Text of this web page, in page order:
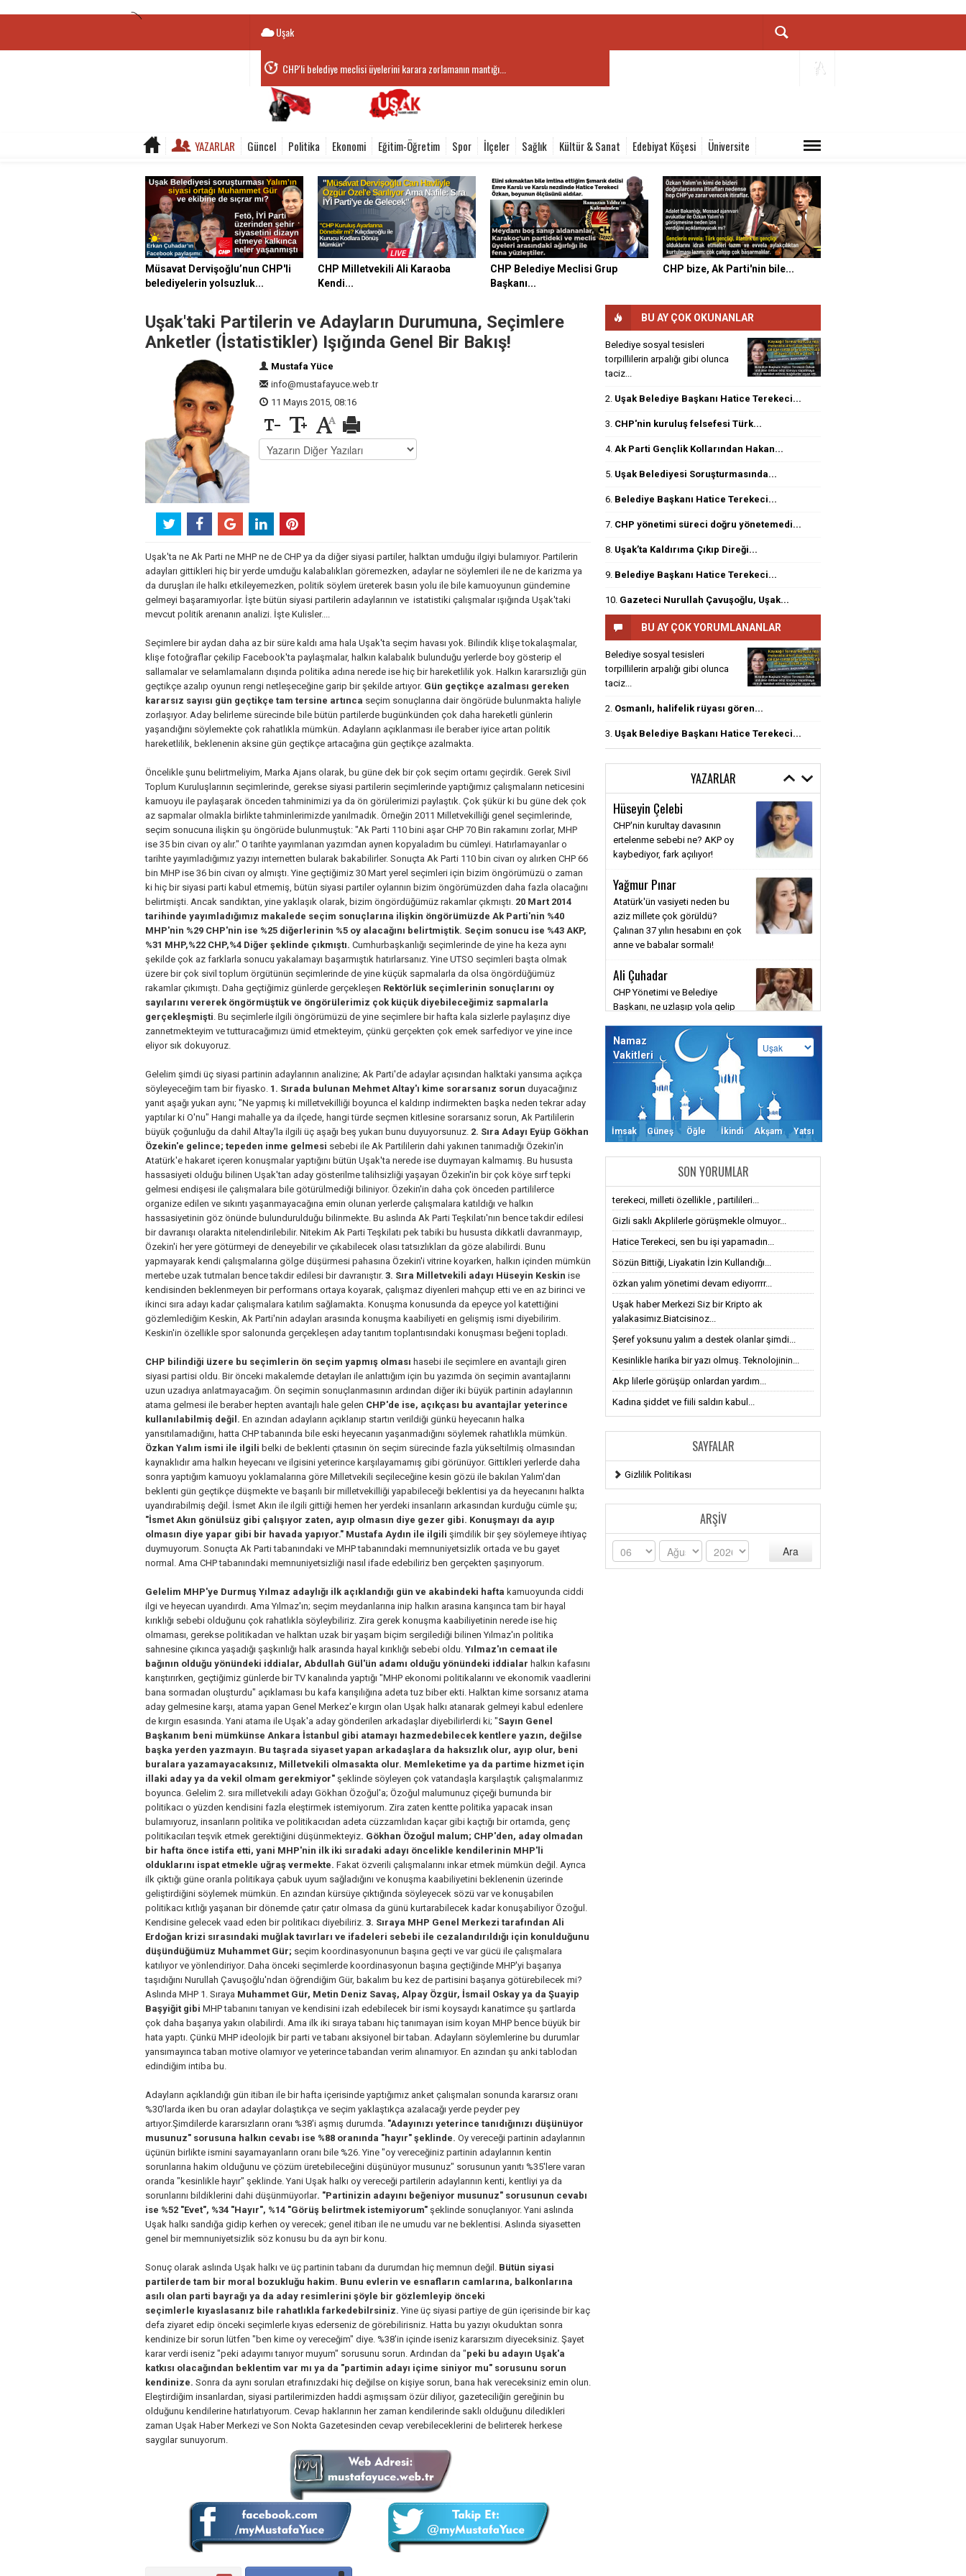
Uşak
CHP'li belediye meclisi üyelerini karara zorlamanın mantığı...
Belediye Başkanı Hatice Terekeci Özkan’dan Kayaağıl Termal Tesisler’e...
YAZARLAR Güncel Politika Ekonomi Eğitim-Öğretim Spor İlçeler Sağlık Kültür & Sanat Edebiyat Köşesi Üniversite
Müsavat Dervişoğlu’nun CHP'li
belediyelerin yolsuzluk...
CHP Milletvekili Ali Karaoba
Kendi...
CHP Belediye Meclisi Grup
Başkanı...
CHP bize, Ak Parti'nin bile...
Uşak'taki Partilerin ve Adayların Durumuna, Seçimlere
Anketler (İstatistikler) Işığında Genel Bir Bakış!
Mustafa Yüce
info@mustafayuce.web.tr
11 Mayıs 2015, 08:16
Uşak'ta ne Ak Parti ne MHP ne de CHP ya da diğer siyasi partiler, halktan umduğu ilgiyi bulamıyor. Partilerin
adayları gittikleri hiç bir yerde umduğu kalabalıkları göremezken, adaylar ne söylemleri ile ne de karizma ya
da duruşları ile halkı etkileyemezken, politik söylem üreterek basın yolu ile bile kamuoyunun gündemine
gelmeyi başaramıyorlar. İşte bütün siyasi partilerin adaylarının ve istatistiki çalışmalar ışığında Uşak'taki
mevcut politik arenanın analizi. İşte Kulisler....
Seçimlere bir aydan daha az bir süre kaldı ama hala Uşak'ta seçim havası yok. Bilindik klişe tokalaşmalar,
klişe fotoğraflar çekilip Facebook'ta paylaşmalar, halkın kalabalık bulunduğu yerlerde boy gösterip el
sallamalar ve selamlamaların dışında politika adına nerede ise hiç bir hareketlilik yok. Halkın kararsızlığı gün
geçtikçe azalıp oyunun rengi netleşeceğine garip bir şekilde artıyor. Gün geçtikçe azalması gereken
kararsız sayısı gün geçtikçe tam tersine artınca seçim sonuçlarına dair öngörüde bulunmakta haliyle
zorlaşıyor. Aday belirleme sürecinde bile bütün partilerde bugünkünden çok daha hareketli günlerin
yaşandığını söylemekte çok rahatlıkla mümkün. Adayların açıklanması ile beraber iyice artan politik
hareketlilik, beklenenin aksine gün geçtikçe artacağına gün geçtikçe azalmakta.
Öncelikle şunu belirtmeliyim, Marka Ajans olarak, bu güne dek bir çok seçim ortamı geçirdik. Gerek Sivil
Toplum Kuruluşlarının seçimlerinde, gerekse siyasi partilerin seçimlerinde yaptığımız çalışmaların neticesini
kamuoyu ile paylaşarak önceden tahminimizi ya da ön görülerimizi paylaştık. Çok şükür ki bu güne dek çok
az sapmalar olmakla birlikte tahminlerimizde yanılmadık. Örneğin 2011 Milletvekilliği genel seçimlerinde,
seçim sonucuna ilişkin şu öngörüde bulunmuştuk: "Ak Parti 110 bini aşar CHP 70 Bin rakamını zorlar, MHP
ise 35 bin civarı oy alır." O tarihte yayımlanan yazımdan aynen kopyaladım bu cümleyi. Hatırlamayanlar o
tarihte yayımladığımız yazıyı internetten bularak bakabilirler. Sonuçta Ak Parti 110 bin civarı oy alırken CHP 66
bin MHP ise 36 bin civarı oy almıştı. Yine geçtiğimiz 30 Mart yerel seçimleri için bizim öngörümüzü o zaman
ki hiç bir siyasi parti kabul etmemiş, bütün siyasi partiler oylarının bizim öngörümüzden daha fazla olacağını
belirtmişti. Ancak sandıktan, yine yaklaşık olarak, bizim öngördüğümüz rakamlar çıkmıştı. 20 Mart 2014
tarihinde yayımladığımız makalede seçim sonuçlarına ilişkin öngörümüzde Ak Parti'nin %40
MHP'nin %29 CHP'nin ise %25 diğerlerinin %5 oy alacağını belirtmiştik. Seçim sonucu ise %43 AKP,
%31 MHP,%22 CHP,%4 Diğer şeklinde çıkmıştı. Cumhurbaşkanlığı seçimlerinde de yine ha keza aynı
şekilde çok az farklarla sonucu yakalamayı başarmıştık hatırlarsanız. Yine UTSO seçimleri başta olmak
üzere bir çok sivil toplum örgütünün seçimlerinde de yine küçük sapmalarla da olsa öngördüğümüz
rakamlar çıkımıştı. Daha geçtiğimiz günlerde gerçekleşen Rektörlük seçimlerinin sonuçlarını oy
sayılarını vererek öngörmüştük ve öngörülerimiz çok küçük diyebileceğimiz sapmalarla
gerçekleşmişti. Bu seçimlerle ilgili öngörümüzü de yine seçimlere bir hafta kala sizlerle paylaşırız diye
zannetmekteyim ve tutturacağımızı ümid etmekteyim, çünkü gerçekten çok emek sarfediyor ve yine ince
eliyor sık dokuyoruz.
Gelelim şimdi üç siyasi partinin adaylarının analizine; Ak Parti'de adaylar açısından halktaki yansıma açıkça
söyleyeceğim tam bir fiyasko. 1. Sırada bulunan Mehmet Altay'ı kime sorarsanız sorun duyacağınız
yanıt aşağı yukarı aynı; "Ne yapmış ki milletvekilliği boyunca el kaldırıp indirmekten başka neden tekrar aday
yaptılar ki O'nu" Hangi mahalle ya da ilçede, hangi türde seçmen kitlesine sorarsanız sorun, Ak Partililerin
büyük çoğunluğu da dahil Altay'la ilgili üç aşağı beş yukarı bunu duyuyorsunuz. 2. Sıra Adayı Eyüp Gökhan
Özekin'e gelince; tepeden inme gelmesi sebebi ile Ak Partililerin dahi yakınen tanımadığı Özekin'in
Atatürk'e hakaret içeren konuşmalar yaptığını bütün Uşak'ta nerede ise duymayan kalmamış. Bu hususta
hassasiyeti olduğu bilinen Uşak'tan aday gösterilme talihsizliği yaşayan Özekin'in bir çok köye sırf tepki
gelmesi endişesi ile çalışmalara bile götürülmediği biliniyor. Özekin'in daha çok önceden partililerce
organize edilen ve sıkıntı yaşanmayacağına emin olunan yerlerde çalışmalara katıldığı ve halkın
hassasiyetinin göz önünde bulundurulduğu bilinmekte. Bu aslında Ak Parti Teşkilatı'nın bence takdir edilesi
bir davranışı olarakta nitelendirilebilir. Nitekim Ak Parti Teşkilatı pek tabiki bu hususta dikkatli davranmayıp,
Özekin'i her yere götürmeyi de deneyebilir ve çıkabilecek olası tatsızlıkları da göze alabilirdi. Bunu
yapmayarak kendi çalışmalarına gölge düşürmesi pahasına Özekin'i vitrine koyarken, halkın içinden mümkün
mertebe uzak tutmaları bence takdir edilesi bir davranıştır. 3. Sıra Milletvekili adayı Hüseyin Keskin ise
kendisinden beklenmeyen bir performans ortaya koyarak, çalışmaz diyenleri mahçup etti ve en az birinci ve
ikinci sıra adayı kadar çalışmalara katılım sağlamakta. Konuşma konusunda da epeyce yol katettiğini
gözlemlediğim Keskin, Ak Parti'nin adayları arasında konuşma kaabiliyeti en gelişmiş ismi diyebilirim.
Keskin'in özellikle spor salonunda gerçekleşen aday tanıtım toplantısındaki konuşması beğeni topladı.
CHP bilindiği üzere bu seçimlerin ön seçim yapmış olması hasebi ile seçimlere en avantajlı giren
siyasi partisi oldu. Bir önceki makalemde detayları ile anlattığım için bu yazımda ön seçimin avantajlarını
uzun uzadıya anlatmayacağım. Ön seçimin sonuçlanmasının ardından diğer iki büyük partinin adaylarının
atama gelmesi ile beraber hepten avantajlı hale gelen CHP'de ise, açıkçası bu avantajlar yeterince
kullanılabilmiş değil. En azından adayların açıklanıp startın verildiği günkü heyecanın halka
yansıtılamadığını, hatta CHP tabanında bile eski heyecanın yaşanmadığını söylemek rahatlıkla mümkün.
Özkan Yalım ismi ile ilgili belki de beklenti çıtasının ön seçim sürecinde fazla yükseltilmiş olmasından
kaynaklıdır ama halkın heyecanı ve ilgisini yeterince karşılayamamış gibi görünüyor. Gittikleri yerlerde daha
sonra yaptığım kamuoyu yoklamalarına göre Milletvekili seçileceğine kesin gözü ile bakılan Yalım'dan
beklenti gün geçtikçe düşmekte ve başarılı bir milletvekilliği yapabileceği beklentisi ya da heyecanını halkta
uyandırabilmiş değil. İsmet Akın ile ilgili gittiği hemen her yerdeki insanların arkasından kurduğu cümle şu;
"İsmet Akın gönülsüz gibi çalışıyor zaten, ayıp olmasın diye gezer gibi. Konuşmayı da ayıp
olmasın diye yapar gibi bir havada yapıyor." Mustafa Aydın ile ilgili şimdilik bir şey söylemeye ihtiyaç
duymuyorum. Sonuçta Ak Parti tabanındaki ve MHP tabanındaki memnuniyetsizlik ortada ve bu gayet
normal. Ama CHP tabanındaki memnuniyetsizliği nasıl ifade edebiliriz ben gerçekten şaşırıyorum.
Gelelim MHP'ye Durmuş Yılmaz adaylığı ilk açıklandığı gün ve akabindeki hafta kamuoyunda ciddi
ilgi ve heyecan uyandırdı. Ama Yılmaz'ın; seçim meydanlarına inip halkın arasına karışınca tam bir hayal
kırıklığı sebebi olduğunu çok rahatlıkla söyleybiliriz. Zira gerek konuşma kaabiliyetinin nerede ise hiç
olmaması, gerekse politikadan ve halktan uzak bir yaşam biçim sergilediği bilinen Yılmaz'ın politika
sahnesine çıkınca yaşadığı şaşkınlığı halk arasında hayal kırıklığı sebebi oldu. Yılmaz'ın cemaat ile
bağının olduğu yönündeki iddialar, Abdullah Gül'ün adamı olduğu yönündeki iddialar halkın kafasını
karıştırırken, geçtiğimiz günlerde bir TV kanalında yaptığı "MHP ekonomi politikalarını ve ekonomik vaadlerini
bana sormadan oluşturdu" açıklaması bu kafa karışılığına adeta tuz biber ekti. Halktan kime sorsanız atama
aday gelmesine karşı, atama yapan Genel Merkez'e kırgın olan Uşak halkı atanarak gelmeyi kabul edenlere
de kırgın esasında. Yani atama ile Uşak'a aday gönderilen arkadaşlar diyebilirlerdi ki; "Sayın Genel
Başkanım beni mümkünse Ankara İstanbul gibi atamayı hazmedebilecek kentlere yazın, değilse
başka yerden yazmayın. Bu taşrada siyaset yapan arkadaşlara da haksızlık olur, ayıp olur, beni
buralara yazamayacaksınız, Milletvekili olmasakta olur. Memleketime ya da partime hizmet için
illaki aday ya da vekil olmam gerekmiyor" şeklinde söyleyen çok vatandaşla karşılaştık çalışmalarımız
boyunca. Gelelim 2. sıra milletvekili adayı Gökhan Özoğul'a; Özoğul malumunuz çiçeği burnunda bir
politikacı o yüzden kendisini fazla eleştirmek istemiyorum. Zira zaten kentte politika yapacak insan
bulamıyoruz, insanların politika ve politikacıdan adeta cüzzamlıdan kaçar gibi kaçtığı bir ortamda, genç
politikacıları teşvik etmek gerektiğini düşünmekteyiz. Gökhan Özoğul malum; CHP'den, aday olmadan
bir hafta önce istifa etti, yani MHP'nin ilk iki sıradaki adayı öncelikle kendilerinin MHP'li
olduklarını ispat etmekle uğraş vermekte. Fakat özverili çalışmalarını inkar etmek mümkün değil. Ayrıca
ilk çıktığı güne oranla politikaya çabuk uyum sağladığını ve konuşma kaabiliyetini beklenenin üzerinde
geliştirdiğini söylemek mümkün. En azından kürsüye çıktığında söyleyecek sözü var ve konuşabilen
politikacı kıtlığı yaşanan bir dönemde çatır çatır olmasa da günü kurtarabilecek kadar konuşabiliyor Özoğul.
Kendisine gelecek vaad eden bir politikacı diyebiliriz. 3. Sıraya MHP Genel Merkezi tarafından Ali
Erdoğan krizi sırasındaki muğlak tavırları ve ifadeleri sebebi ile cezalandırıldığı için konulduğunu
düşündüğümüz Muhammet Gür; seçim koordinasyonunun başına geçti ve var gücü ile çalışmalara
katılıyor ve yönlendiriyor. Daha önceki seçimlerde koordinasyonun başına geçtiğinde MHP'yi başarıya
taşıdığını Nurullah Çavuşoğlu'ndan öğrendiğim Gür, bakalım bu kez de partisini başarıya götürebilecek mi?
Aslında MHP 1. Sıraya Muhammet Gür, Metin Deniz Savaş, Alpay Özgür, İsmail Oskay ya da Şuayip
Başyiğit gibi MHP tabanını tanıyan ve kendisini izah edebilecek bir ismi koysaydı kanatimce şu şartlarda
çok daha başarıya yakın olabilirdi. Ama ilk iki sıraya tabanı hiç tanımayan isim koyan MHP bence büyük bir
hata yaptı. Çünkü MHP ideolojik bir parti ve tabanı aksiyonel bir taban. Adayların söylemlerine bu durumlar
yansımayınca taban motive olamıyor ve yeterince tabandan verim alınamıyor. En azından şu anki tablodan
edindiğim intiba bu.
Adayların açıklandığı gün itibarı ile bir hafta içerisinde yaptığımız anket çalışmaları sonunda kararsız oranı
%30'larda iken bu oran adaylar dolaştıkça ve seçim yaklaştıkça azalacağı yerde peyder pey
artıyor.Şimdilerde kararsızların oranı %38'i aşmış durumda. "Adayınızı yeterince tanıdığınızı düşünüyor
musunuz" sorusuna halkın cevabı ise %88 oranında "hayır" şeklinde. Oy vereceği partinin adaylarının
üçünün birlikte ismini sayamayanların oranı bile %26. Yine "oy vereceğiniz partinin adaylarının kentin
sorunlarına hakim olduğunu ve çözüm üretebileceğini düşünüyor musunuz" sorusunun yanıtı %35'lere varan
oranda "kesinlikle hayır" şeklinde. Yani Uşak halkı oy vereceği partilerin adaylarının kenti, kentliyi ya da
sorunlarını bildiklerini dahi düşünmüyorlar. "Partinizin adayını beğeniyor musunuz" sorusunun cevabı
ise %52 "Evet", %34 "Hayır", %14 "Görüş belirtmek istemiyorum" şeklinde sonuçlanıyor. Yani aslında
Uşak halkı sandığa gidip kerhen oy verecek; genel itibarı ile ne umudu var ne beklentisi. Aslında siyasetten
genel bir memnuniyetsizlik söz konusu bu da ayrı bir konu.
Sonuç olarak aslında Uşak halkı ve üç partinin tabanı da durumdan hiç memnun değil. Bütün siyasi
partilerde tam bir moral bozukluğu hakim. Bunu evlerin ve esnafların camlarına, balkonlarına
asılı olan parti bayrağı ya da aday resimlerini şöyle bir gözlemleyip önceki
seçimlerle kıyaslasanız bile rahatlıkla farkedebilrsiniz. Yine üç siyasi partiye de gün içerisinde bir kaç
defa ziyaret edip önceki seçimlerle kıyas ederseniz de görebilirisniz. Hatta bu yazıyı okuduktan sonra
kendinize bir sorun lütfen "ben kime oy vereceğim" diye. %38'in içinde iseniz kararsızım diyeceksiniz. Şayet
karar verdi iseniz "peki adayımı tanıyor muyum" sorusunu sorun. Ardından da "peki bu adayın Uşak'a
katkısı olacağından beklentim var mı ya da "partimin adayı içime siniyor mu" sorusunu sorun
kendinize. Sonra da aynı soruları etrafınızdaki hiç değilse on kişiye sorun, bana hak vereceksiniz emin olun.
Eleştirdiğim insanlardan, siyasi partilerimizden haddi aşmışsam özür diliyor, gazeteciliğin gereğinin bu
olduğunu kendilerine hatırlatıyorum. Cevap haklarının her zaman kendilerinde saklı olduğunu diledikleri
zaman Uşak Haber Merkezi ve Son Nokta Gazetesinden cevap verebileceklerini de belirterek herkese
saygılar sunuyorum.
BU AY ÇOK OKUNANLAR
Belediye sosyal tesisleri
torpillilerin arpalığı gibi olunca
taciz...
2. Uşak Belediye Başkanı Hatice Terekeci...
3. CHP'nin kuruluş felsefesi Türk...
4. Ak Parti Gençlik Kollarından Hakan...
5. Uşak Belediyesi Soruşturmasında...
6. Belediye Başkanı Hatice Terekeci...
7. CHP yönetimi süreci doğru yönetemedi...
8. Uşak’ta Kaldırıma Çıkıp Direği...
9. Belediye Başkanı Hatice Terekeci...
10. Gazeteci Nurullah Çavuşoğlu, Uşak...
BU AY ÇOK YORUMLANANLAR
Belediye sosyal tesisleri
torpillilerin arpalığı gibi olunca
taciz...
2. Osmanlı, halifelik rüyası gören...
3. Uşak Belediye Başkanı Hatice Terekeci...
YAZARLAR
Hüseyin Çelebi
CHP'nin kurultay davasının
ertelenme sebebi ne? AKP oy
kaybediyor, fark açılıyor!
Yağmur Pınar
Atatürk'ün vasiyeti neden bu
aziz millete çok görüldü?
Çalınan 37 yılın hesabını en çok
anne ve babalar sormalı!
Ali Çuhadar
CHP Yönetimi ve Belediye
Başkanı, ne uzlaşıp yola gelip
savunma yazıp savaşmaya
değmezsiniz
Namaz
Vakitleri
İmsak Güneş Öğle İkindi Akşam Yatsı
SON YORUMLAR
terekeci, milleti özellikle , partilileri...
Gizli saklı Akplilerle görüşmekle olmuyor...
Hatice Terekeci, sen bu işi yapamadın...
Sözün Bittiği, Liyakatin İzin Kullandığı...
özkan yalım yönetimi devam ediyorrrr...
Uşak haber Merkezi Siz bir Kripto ak
yalakasimız.Biatcisinoz...
Şeref yoksunu yalım a destek olanlar şimdi...
Kesinlikle harika bir yazı olmuş. Teknolojinin...
Akp lilerle görüşüp onlardan yardım...
Kadına şiddet ve fiili saldırı kabul...
SAYFALAR
Gizlilik Politikası
ARŞIV
Ara